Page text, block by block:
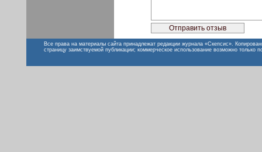
Все права на материалы сайта принадлежат редакции журнала «Скепсис».
страницу заимствуемой публикации; коммерческое использование возможно только